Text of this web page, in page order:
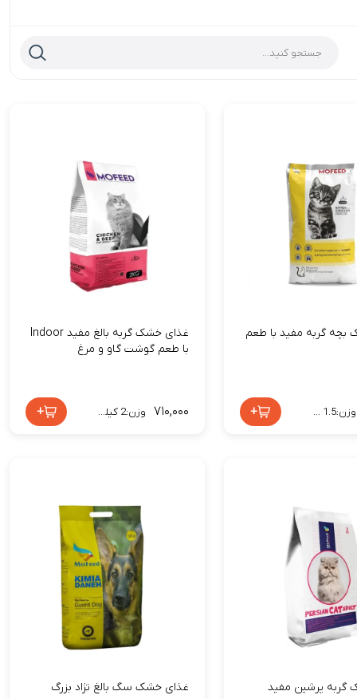
گربه مفید با طعم
وزن:1.5 کیلوگرم +
غذای خشک گربه بالغ مفید Indoor
با طعم گوشت گاو و مرغ
۷۱۰,۰۰۰ وزن:2 کیلوگرم +
گربه پرشین مفید
غذای خشک سگ بالغ نژاد بزرگ